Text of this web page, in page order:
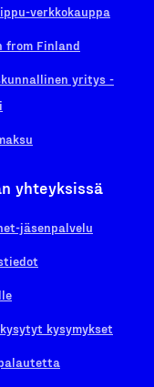
verkkokauppa
from Finland
yritys -
yhteyksissä
jäsenpalvelu
kysymykset